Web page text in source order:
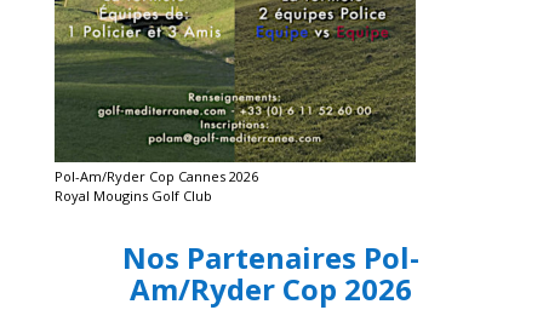
Pol-Am/Ryder Cop Cannes 2026
Royal Mougins Golf Club
Nos Partenaires Pol-
Am/Ryder Cop 2026